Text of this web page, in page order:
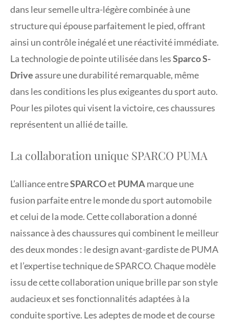
dans leur semelle ultra-légère combinée à une
structure qui épouse parfaitement le pied, offrant
ainsi un contrôle inégalé et une réactivité immédiate.
La technologie de pointe utilisée dans lesSparco S-
Drive assure une durabilité remarquable, même
dans les conditions les plus exigeantes du sport auto.
Pour les pilotes qui visent la victoire, ces chaussures
représentent un allié de taille.
La collaboration unique SPARCO PUMA
L’alliance entreSPARCOet PUMAmarque une
fusion parfaite entre le monde du sport automobile
et celui de la mode. Cette collaboration a donné
naissance à des chaussures qui combinent le meilleur
des deux mondes : le design avant-gardiste de PUMA
et l’expertise technique de SPARCO. Chaque modèle
issu de cette collaboration unique brille par son style
audacieux et ses fonctionnalités adaptées à la
conduite sportive. Les adeptes de mode et de course